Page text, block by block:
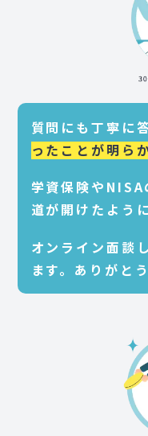
質問にも丁寧に
ったことが明ら
学資保険やNISA
道が開けたよう
オンライン面談
ます。ありがと